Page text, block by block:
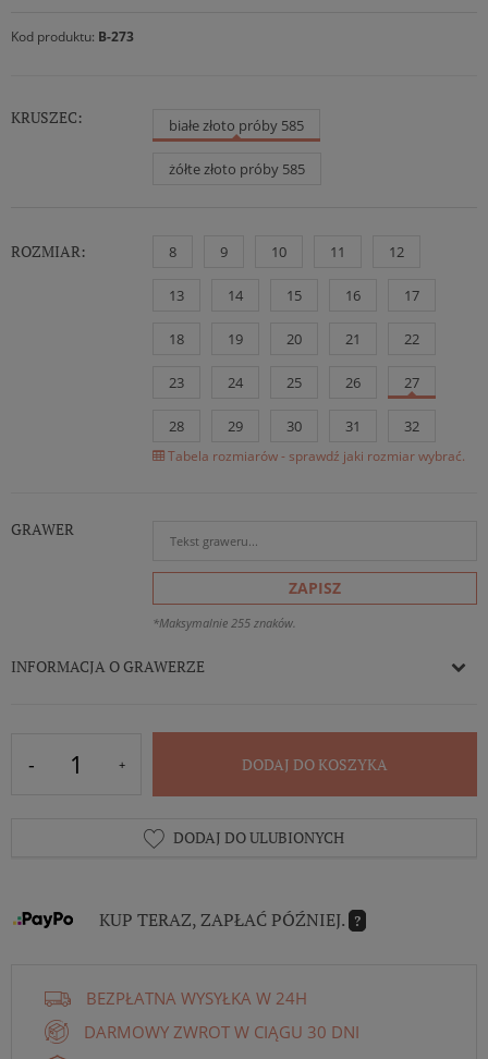
Kod produktu: B-273
KRUSZEC: białe złoto próby 585
żółte złoto próby 585
ROZMIAR: 8 9 10 11 12
13 14 15 16 17
18 19 20 21 22
23 24 25 26 27
28 29 30 31 32
Tabela rozmiarów - sprawdź jaki rozmiar wybrać.
GRAWER
ZAPISZ
*Maksymalnie 255 znaków.
INFORMACJA O GRAWERZE
DODAJ DO KOSZYKA
DODAJ DO ULUBIONYCH
KUP TERAZ, ZAPŁAĆ PÓŹNIEJ. ?
BEZPŁATNA WYSYŁKA W 24H
DARMOWY ZWROT W CIĄGU 30 DNI